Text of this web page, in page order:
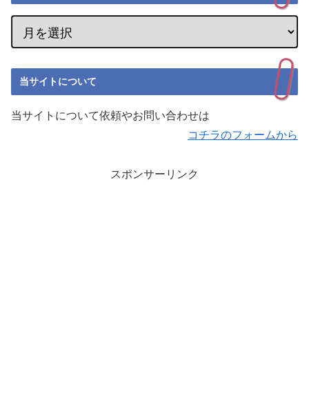
当サイトについて
当サイトについて依頼やお問い合わせは
コチラのフォームから
スポンサーリンク